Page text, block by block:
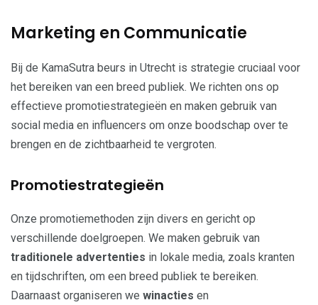
Marketing en Communicatie
Bij de KamaSutra beurs in Utrecht is strategie cruciaal voor
het bereiken van een breed publiek. We richten ons op
effectieve promotiestrategieën en maken gebruik van
social media en influencers om onze boodschap over te
brengen en de zichtbaarheid te vergroten.
Promotiestrategieën
Onze promotiemethoden zijn divers en gericht op
verschillende doelgroepen. We maken gebruik van
traditionele advertenties in lokale media, zoals kranten
en tijdschriften, om een breed publiek te bereiken.
Daarnaast organiseren we winacties en